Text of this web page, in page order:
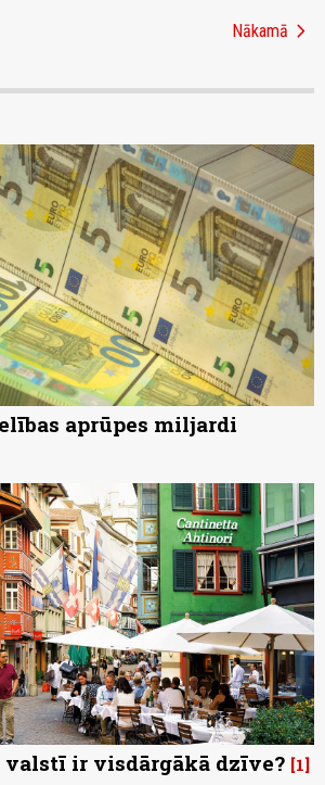
Nākamā chevron_right
aprūpes miljardi
valstī ir visdārgākā dzīve? 1